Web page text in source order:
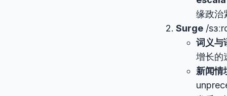
缘政治
Surge /
词义与
增长的
新闻情